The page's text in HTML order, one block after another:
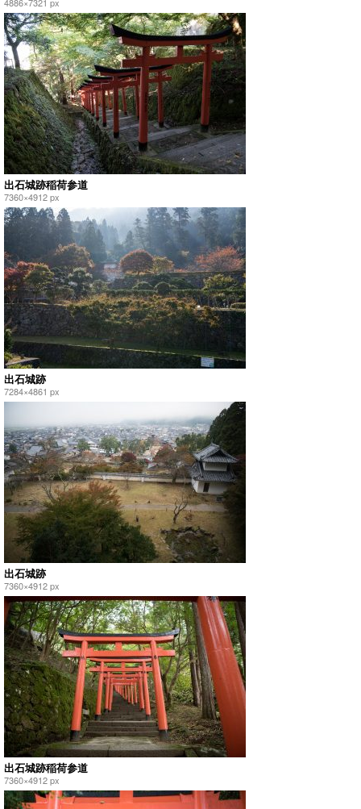
4886×7321 px
出石城跡稲荷参道
7360×4912 px
出石城跡
7284×4861 px
出石城跡
7360×4912 px
出石城跡稲荷参道
7360×4912 px